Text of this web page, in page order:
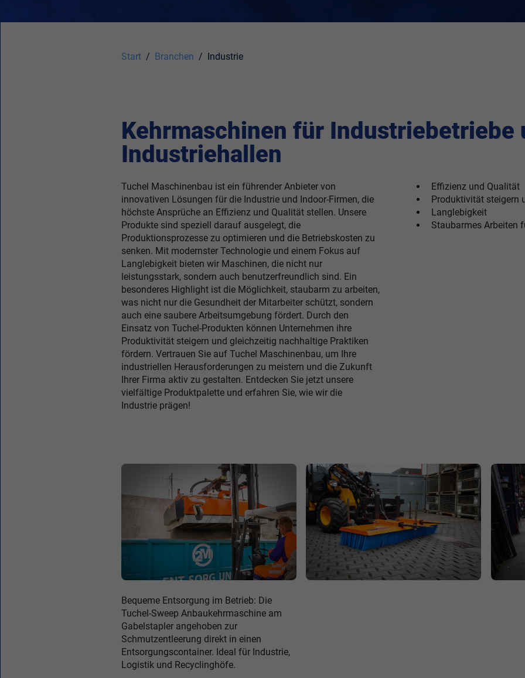
Start Branchen Industrie
Kehrmaschinen für Industriebetriebe
Industriehallen
Tuchel Maschinenbau ist ein führender Anbieter von
innovativen Lösungen für die Industrie und Indoor-Firmen, die
höchste Ansprüche an Effizienz und Qualität stellen. Unsere
Produkte sind speziell darauf ausgelegt, die
Produktionsprozesse zu optimieren und die Betriebskosten zu
senken. Mit modernster Technologie und einem Fokus auf
Langlebigkeit bieten wir Maschinen, die nicht nur
leistungsstark, sondern auch benutzerfreundlich sind. Ein
besonderes Highlight ist die Möglichkeit, staubarm zu arbeiten,
was nicht nur die Gesundheit der Mitarbeiter schützt, sondern
auch eine saubere Arbeitsumgebung fördert. Durch den
Einsatz von Tuchel-Produkten können Unternehmen ihre
Produktivität steigern und gleichzeitig nachhaltige Praktiken
fördern. Vertrauen Sie auf Tuchel Maschinenbau, um Ihre
industriellen Herausforderungen zu meistern und die Zukunft
Ihrer Firma aktiv zu gestalten. Entdecken Sie jetzt unsere
vielfältige Produktpalette und erfahren Sie, wie wir die
Industrie prägen!
Effizienz und Qualität
Produktivität steigern
Langlebigkeit
Staubarmes Arbeiten
Bequeme Entsorgung im Betrieb: Die
Tuchel-Sweep Anbaukehrmaschine am
Gabelstapler angehoben zur
Schmutzentleerung direkt in einen
Entsorgungscontainer. Ideal für Industrie,
Logistik und Recyclinghöfe.